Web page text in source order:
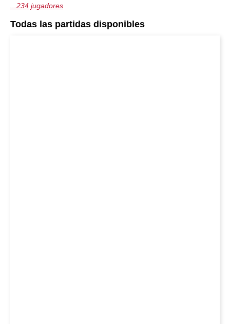
...234 jugadores
Todas las partidas disponibles